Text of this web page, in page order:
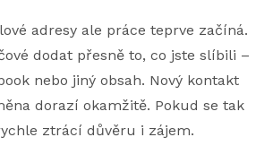
adresy ale práce teprve začíná.
dodat přesně to, co jste slíbili –
nebo jiný obsah. Nový kontakt
dorazí okamžitě. Pokud se tak
ztrácí důvěru i zájem.